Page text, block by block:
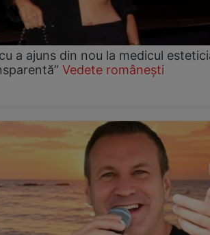
a ajuns din nou la medicul
Vedete românești